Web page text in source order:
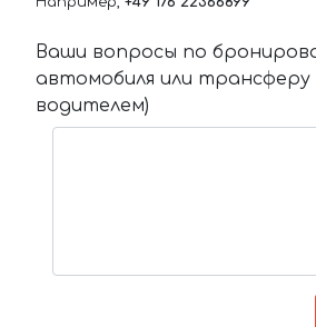
Ваши вопросы по
автомобиля или трансферу
водителем)